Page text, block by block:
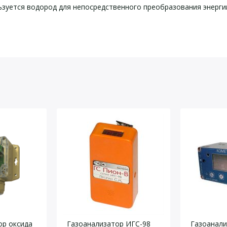
водород для непосредственного преобразования
условиях без пробоотборного
оксида Газоанализатор ИГС-98